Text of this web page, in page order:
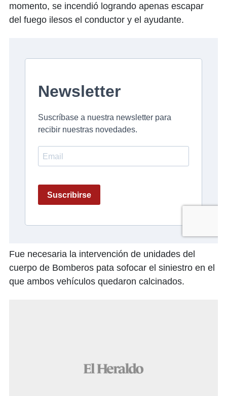
momento, se incendió logrando apenas escapar
del fuego ilesos el conductor y el ayudante.
Fue necesaria la intervención de unidades del
cuerpo de Bomberos pata sofocar el siniestro en el
que ambos vehículos quedaron calcinados.